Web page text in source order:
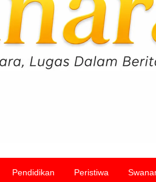
Pendidikan Peristiwa